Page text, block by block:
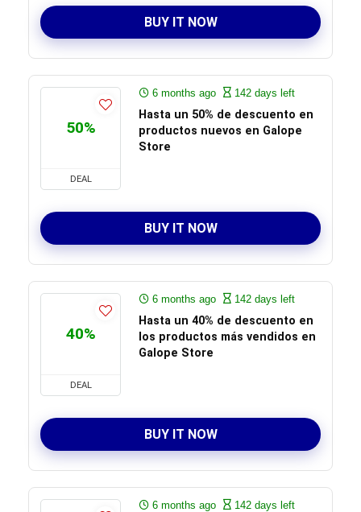
BUY IT NOW
50%
DEAL
6 months ago 142 days left
Hasta un 50% de descuento en
productos nuevos en Galope
Store
BUY IT NOW
40%
DEAL
6 months ago 142 days left
Hasta un 40% de descuento en
los productos más vendidos en
Galope Store
BUY IT NOW
6 months ago 142 days left